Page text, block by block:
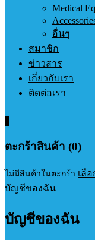
Medical
อื่นๆ
สมาชิก
ข่าวสาร
เกี่ยวกับเรา
ติดต่อเรา
ตะกร้าสินค้า (0)
ไม่มีสินค้าในตะกร้า เลื
บัญชีของฉัน
บัญชีของฉัน